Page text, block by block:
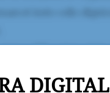
DIGITAL